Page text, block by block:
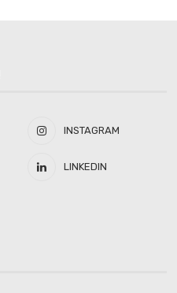
INSTAGRAM
LINKEDIN